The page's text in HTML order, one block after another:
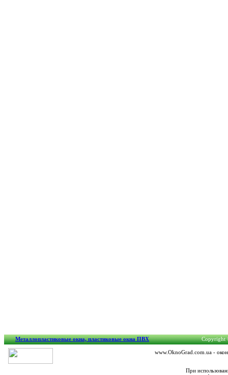
Металлопластиковые окна, пластиковые окна ПВХ Copyright
www.OknoGrad.com.ua -
При